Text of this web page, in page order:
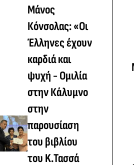
Μάνος
Κόνσολας: «Οι
Έλληνες έχουν
καρδιά και
ψυχή - Ομιλία
στην Κάλυμνο
στην
παρουσίαση
του βιβλίου
του K.Τασσά